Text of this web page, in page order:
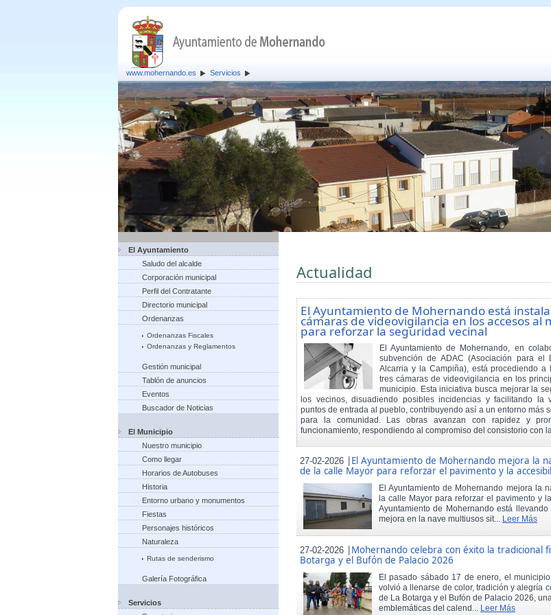
www.mohernando.es Servicios
El Ayuntamiento
Saludo del alcalde
Corporación municipal
Perfil del Contratante
Directorio municipal
Ordenanzas
Ordenanzas Fiscales
Ordenanzas y Reglamentos
Gestión municipal
Tablón de anuncios
Eventos
Buscador de Noticias
El Municipio
Nuestro municipio
Como llegar
Horarios de Autobuses
Historia
Entorno urbano y monumentos
Fiestas
Personajes históricos
Naturaleza
Rutas de senderismo
Galería Fotográfica
Servicios
Actualidad
El Ayuntamiento de Mohernando está
cámaras de videovigilancia en los accesos al
para reforzar la seguridad vecinal
El Ayuntamiento de Mohernando, en
subvención de ADAC (Asociación para el
Alcarria y la Campiña), está procediendo a
tres cámaras de videovigilancia en los
municipio. Esta iniciativa busca mejorar la
los vecinos, disuadiendo posibles incidencias y facilitando la
puntos de entrada al pueblo, contribuyendo así a un entorno más
para la comunidad. Las obras avanzan con rapidez y
funcionamiento, respondiendo al compromiso del consistorio con
27-02-2026 |El Ayuntamiento de Mohernando mejora la
de la calle Mayor para reforzar el pavimento y la
El Ayuntamiento de Mohernando mejora la
la calle Mayor para reforzar el pavimento y
Ayuntamiento de Mohernando está
mejora en la nave multiusos sit... Leer Más
27-02-2026 |Mohernando celebra con éxito la tradicional
Botarga y el Bufón de Palacio 2026
El pasado sábado 17 de enero, el
volvió a llenarse de color, tradición y alegría
de La Botarga y el Bufón de Palacio 2026,
emblemáticas del calend... Leer Más